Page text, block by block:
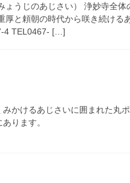
ょうじのあじさい） 浄妙寺全体
厚と頼朝の時代から咲き続ける
4 TEL0467- […]
かけるあじさいに囲まれた丸
ります。